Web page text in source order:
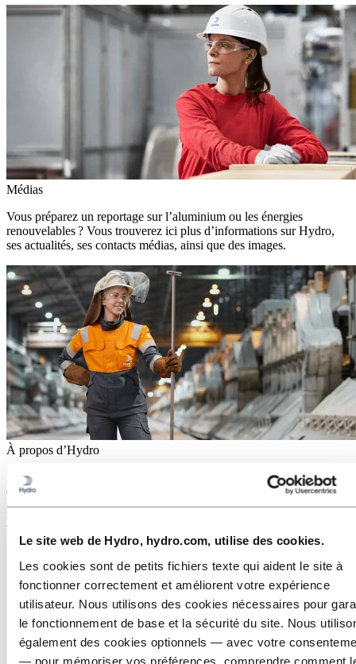
Le site web de Hydro, hydro.com, utilise des cookies.
Les cookies sont de petits fichiers texte qui aident le site à
fonctionner correctement et améliorent votre expérience
utilisateur. Nous utilisons des cookies nécessaires pour
le fonctionnement de base et la sécurité du site. Nous
également des cookies optionnels — avec votre
— pour mémoriser vos préférences, comprendre comment
Médias
Vous préparez un reportage sur l’aluminium ou les énergies
renouvelables ? Vous trouverez ici plus d’informations sur Hydro,
ses actualités, ses contacts médias, ainsi que des images.
À propos d’Hydro
Hydro est une entreprise leader dans le domaine de l’aluminium et
des énergies renouvelables qui développe des entreprises et des
partenariats pour un avenir plus durable. Elle emploie 32 000
personnes dans plus de 140 sites et 40 pays.
Accédez à :Aluminium
Produits
Nous sommes au service des industries
À propos de l'aluminium
Innovation et R&D
Accédez à :Énergie
Accédez à :Durabilité